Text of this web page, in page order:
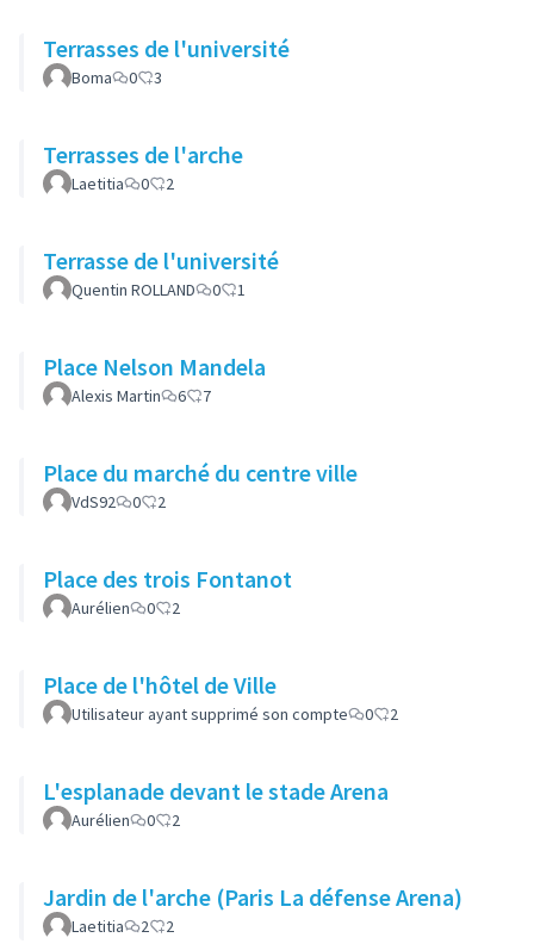
Terrasses de l'université
Boma 0 3
Terrasses de l'arche
Laetitia 0 2
Terrasse de l'université
Quentin ROLLAND 0 1
Place Nelson Mandela
Alexis Martin 6 7
Place du marché du centre ville
VdS92 0 2
Place des trois Fontanot
Aurélien 0 2
Place de l'hôtel de Ville
Utilisateur ayant supprimé son compte 0 2
L'esplanade devant le stade Arena
Aurélien 0 2
Jardin de l'arche (Paris La défense Arena)
Laetitia 2 2